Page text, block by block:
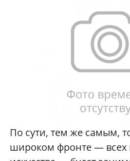
По сути, тем же самым,
широком фронте — всех